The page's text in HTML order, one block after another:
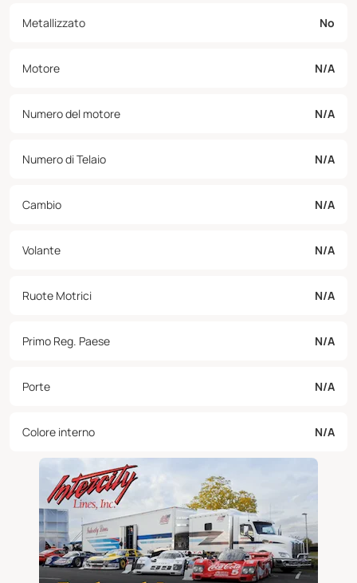
Metallizzato No
Motore N/A
Numero del motore N/A
Numero di Telaio N/A
Cambio N/A
Volante N/A
Ruote Motrici N/A
Primo Reg. Paese N/A
Porte N/A
Colore interno N/A